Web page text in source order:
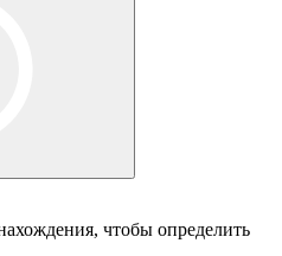
чтобы определить